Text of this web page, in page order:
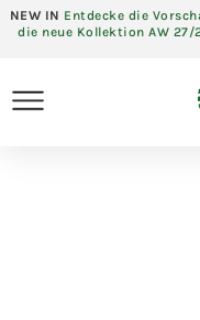
NEW IN Entdecke die
die neue Kollektion AW 27/